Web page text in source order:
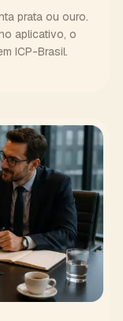
prata ou ouro.
aplicativo, o
ICP-Brasil.